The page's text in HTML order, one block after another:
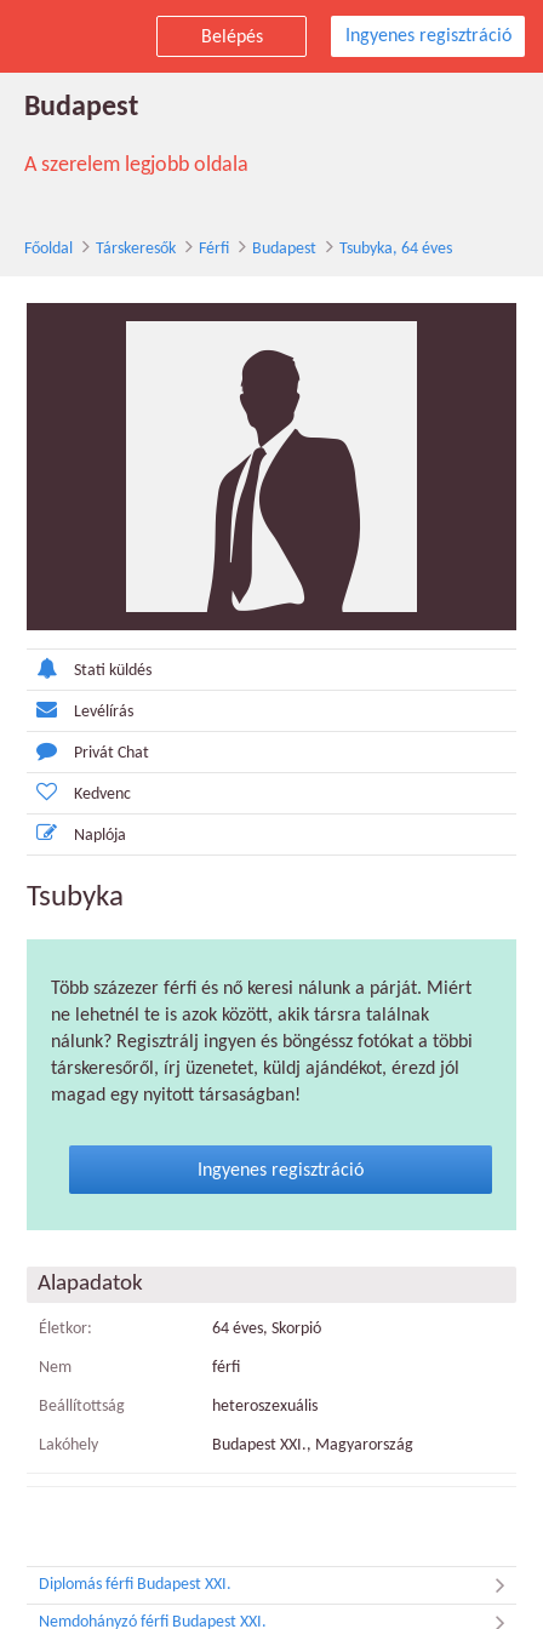
Belépés Ingyenes regisztráció
Tsubyka társkereső férfi, 64 éves,
Budapest
A szerelem legjobb oldala
Főoldal Társkeresők Férfi Budapest Tsubyka, 64 éves
Stati küldés
Levélírás
Privát Chat
Kedvenc
Naplója
Tsubyka
Több százezer férfi és nő keresi nálunk a párját. Miért
ne lehetnél te is azok között, akik társra találnak
nálunk? Regisztrálj ingyen és böngéssz fotókat a többi
társkeresőről, írj üzenetet, küldj ajándékot, érezd jól
magad egy nyitott társaságban!
Ingyenes regisztráció
Alapadatok
Életkor: 64 éves, Skorpió
Nem férfi
Beállítottság heteroszexuális
Lakóhely Budapest XXI., Magyarország
Diplomás férfi Budapest XXI.
Nemdohányzó férfi Budapest XXI.